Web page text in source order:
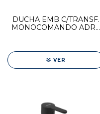
DUCHA EMB C/TRANSF.
MONOCOMANDO ADRA
VER